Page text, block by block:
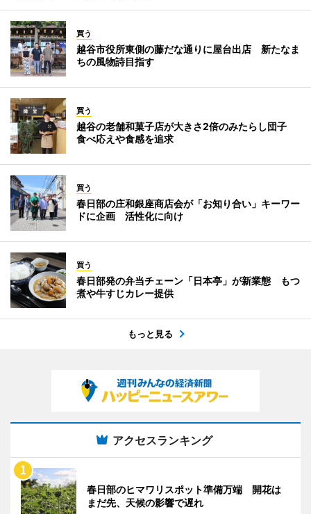
買う
越谷市役所東側の藤だな通りに屋台出店 新たなま
ちの風物詩目指す
買う
越谷の老舗和菓子店が大きさ2倍のみたらし団子
食べ応えや食感を追求
買う
春日部の庄和銀座商店会が「お知り合い」キーワー
ドに企画 活性化に向け
買う
春日部発の弁当チェーン「日本亭」が新業態 もつ
煮や牛すじカレー提供
もっと見る
アクセスランキング
春日部のヒマワリスポット準備万端 開花は
まだ先、天候の影響で遅れ